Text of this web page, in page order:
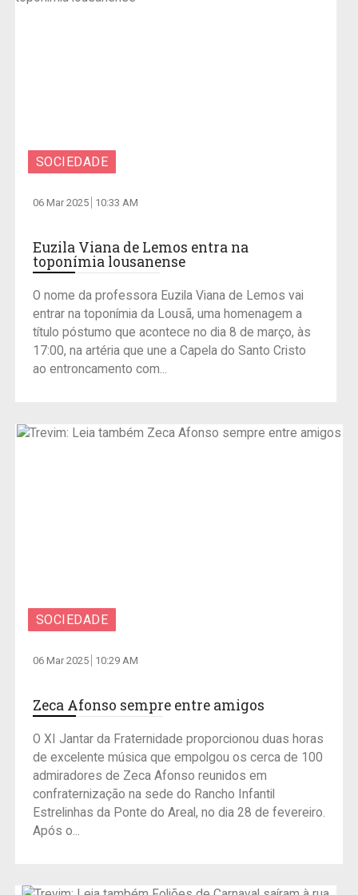
SOCIEDADE
06 Mar 2025 10:33 AM
Euzila Viana de Lemos entra na
toponímia lousanense
O nome da professora Euzila Viana de Lemos vai
entrar na toponímia da Lousã, uma homenagem a
título póstumo que acontece no dia 8 de março, às
17:00, na artéria que une a Capela do Santo Cristo
ao entroncamento com...
SOCIEDADE
06 Mar 2025 10:29 AM
Zeca Afonso sempre entre amigos
O XI Jantar da Fraternidade proporcionou duas horas
de excelente música que empolgou os cerca de 100
admiradores de Zeca Afonso reunidos em
confraternização na sede do Rancho Infantil
Estrelinhas da Ponte do Areal, no dia 28 de fevereiro.
Após o...